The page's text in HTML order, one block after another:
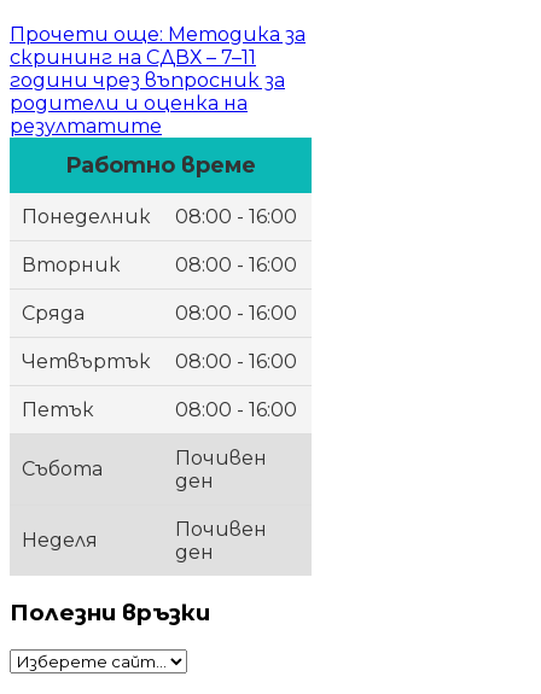
Прочети още: Методика за
скрининг на СДВХ – 7–11
години чрез въпросник за
родители и оценка на
резултатите
Работно време
Понеделник 08:00 - 16:00
Вторник 08:00 - 16:00
Сряда 08:00 - 16:00
Четвъртък 08:00 - 16:00
Петък 08:00 - 16:00
Събота
Почивен
ден
Неделя
Почивен
ден
Полезни връзки